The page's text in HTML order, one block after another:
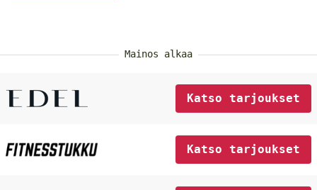
Mainos alkaa
Katso tarjoukset
Katso tarjoukset